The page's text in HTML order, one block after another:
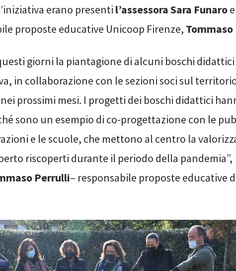
erano presenti l’assessora Sara Funaro
proposte educative Unicoop Firenze,
giorni la piantagione di alcuni boschi didattici
in collaborazione con le sezioni soci sul
prossimi mesi. I progetti dei boschi didattici
sono un esempio di co-progettazione con le
e le scuole, che mettono al centro la
riscoperti durante il periodo della pandemia”,
Perrulli– responsabile proposte educative